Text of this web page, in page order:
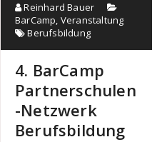
Reinhard Bauer
BarCamp, Veranstaltung
Berufsbildung
4. BarCamp
Partnerschulen
-Netzwerk
Berufsbildung